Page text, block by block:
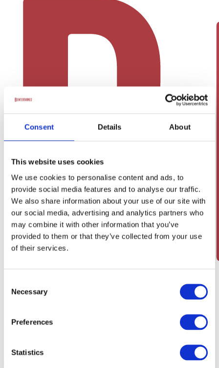
Consent Details About
This website uses cookies
We use cookies to personalise content and ads, to
provide social media features and to analyse our traffic.
We also share information about your use of our site with
our social media, advertising and analytics partners who
may combine it with other information that you’ve
provided to them or that they’ve collected from your use
of their services.
Selection
Necessary
Preferences
Statistics
Mest solgte